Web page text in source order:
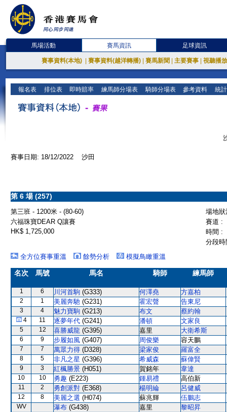
馬場活動 賽馬資訊 足球資訊
賽事資料(本地) 賽事資料(越洋轉播) 賽馬新聞 主要賽事 視聽播
報名表 排位表 即時賠率 練馬師分場表 騎師分場表 參考資料 統
賽事日期: 18/12/2022 沙田
第 6 場 (257)
第三班 - 1200米 - (80-60)
場地
六福珠寶DEAR Q讓賽
賽道 :
HK$ 1,725,000
時間 :
分段
全方位賽事重溫
餘勢分析 模擬鳥瞰重溫
名次 馬號 馬名 騎師 練馬師
1 6 川河首駒 (G333) 何澤堯 方嘉柏
2 1 美麗奔馳 (G231) 霍宏聲 告東尼
3 4 魅力寶駒 (G213) 布文 蔡約翰
4 11 逐夢年代 (G241) 潘頓 文家良
5 12 喜勝威龍 (G395) 嘉里 大衛希斯
6 9 步履如風 (G407) 周俊樂 容天鵬
7 7 萬眾力得 (D328) 梁家俊 羅富全
8 5 非凡之星 (G396) 希威森 蘇偉賢
9 3 紅楓勝景 (H051) 賀銘年 韋達
10 10 勇趣 (E223) 鍾易禮 高伯新
11 2 勇創派對 (E368) 楊明綸 呂健威
12 8 美麗之選 (H074) 蘇兆輝 伍鵬志
WV 瀑布 (G438) 嘉里
黎昭昇